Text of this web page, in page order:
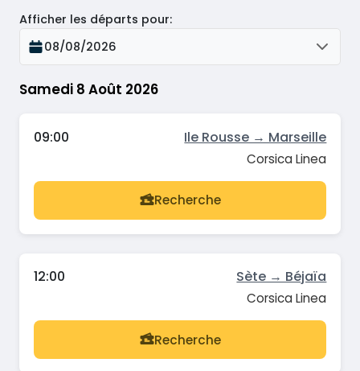
Samedi 8 Août 2026
Afficher les départs pour:
08/08/2026
09:00 Ile Rousse → Marseille
Corsica Linea
Recherche
12:00 Sète → Béjaïa
Corsica Linea
Recherche